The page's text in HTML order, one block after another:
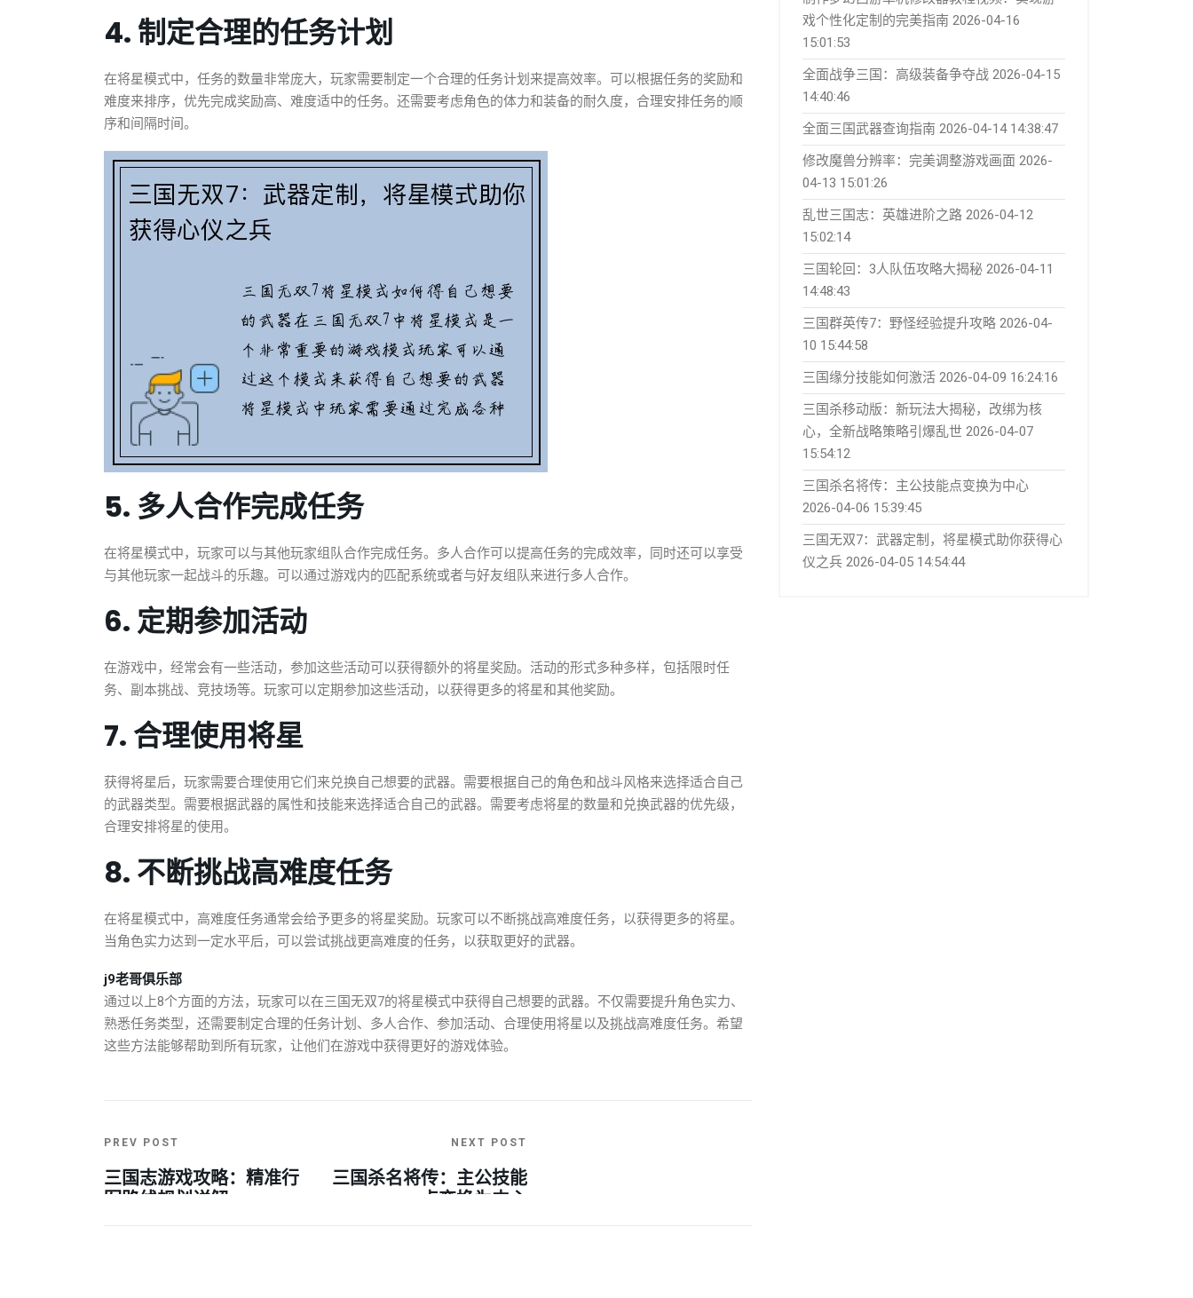
4. 制定合理的任务计划
在将星模式中，任务的数量非常庞大，玩家需要制定一个合理的任务计划来提高效率。可以根据任务的奖励和
难度来排序，优先完成奖励高、难度适中的任务。还需要考虑角色的体力和装备的耐久度，合理安排任务的顺
序和间隔时间。
5. 多人合作完成任务
在将星模式中，玩家可以与其他玩家组队合作完成任务。多人合作可以提高任务的完成效率，同时还可以享受
与其他玩家一起战斗的乐趣。可以通过游戏内的匹配系统或者与好友组队来进行多人合作。
6. 定期参加活动
在游戏中，经常会有一些活动，参加这些活动可以获得额外的将星奖励。活动的形式多种多样，包括限时任
务、副本挑战、竞技场等。玩家可以定期参加这些活动，以获得更多的将星和其他奖励。
7. 合理使用将星
获得将星后，玩家需要合理使用它们来兑换自己想要的武器。需要根据自己的角色和战斗风格来选择适合自己
的武器类型。需要根据武器的属性和技能来选择适合自己的武器。需要考虑将星的数量和兑换武器的优先级，
合理安排将星的使用。
8. 不断挑战高难度任务
在将星模式中，高难度任务通常会给予更多的将星奖励。玩家可以不断挑战高难度任务，以获得更多的将星。
当角色实力达到一定水平后，可以尝试挑战更高难度的任务，以获取更好的武器。
j9老哥俱乐部
通过以上8个方面的方法，玩家可以在三国无双7的将星模式中获得自己想要的武器。不仅需要提升角色实力、
熟悉任务类型，还需要制定合理的任务计划、多人合作、参加活动、合理使用将星以及挑战高难度任务。希望
这些方法能够帮助到所有玩家，让他们在游戏中获得更好的游戏体验。
PREV POST
三国志游戏攻略：精准行
军路线规划详解
NEXT POST
三国杀名将传：主公技能
点变换为中心
戏个性化定制的完美指南 2026-04-16
15:01:53
全面战争三国：高级装备争夺战 2026-04-15
14:40:46
全面三国武器查询指南 2026-04-14 14:38:47
修改魔兽分辨率：完美调整游戏画面 2026-
04-13 15:01:26
乱世三国志：英雄进阶之路 2026-04-12
15:02:14
三国轮回：3人队伍攻略大揭秘 2026-04-11
14:48:43
三国群英传7：野怪经验提升攻略 2026-04-
10 15:44:58
三国缘分技能如何激活 2026-04-09 16:24:16
三国杀移动版：新玩法大揭秘，改绑为核
心，全新战略策略引爆乱世 2026-04-07
15:54:12
三国杀名将传：主公技能点变换为中心
2026-04-06 15:39:45
三国无双7：武器定制，将星模式助你获得心
仪之兵 2026-04-05 14:54:44